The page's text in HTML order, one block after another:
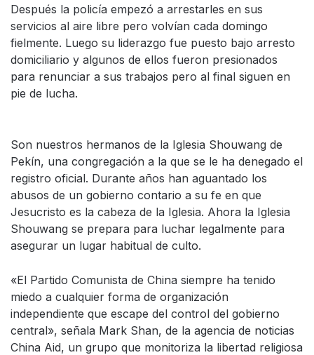
Después la policía empezó a arrestarles en sus
servicios al aire libre pero volvían cada domingo
fielmente. Luego su liderazgo fue puesto bajo arresto
domiciliario y algunos de ellos fueron presionados
para renunciar a sus trabajos pero al final siguen en
pie de lucha.
Son nuestros hermanos de la Iglesia Shouwang de
Pekín, una congregación a la que se le ha denegado el
registro oficial. Durante años han aguantado los
abusos de un gobierno contario a su fe en que
Jesucristo es la cabeza de la Iglesia. Ahora la Iglesia
Shouwang se prepara para luchar legalmente para
asegurar un lugar habitual de culto.
«El Partido Comunista de China siempre ha tenido
miedo a cualquier forma de organización
independiente que escape del control del gobierno
central», señala Mark Shan, de la agencia de noticias
China Aid, un grupo que monitoriza la libertad religiosa